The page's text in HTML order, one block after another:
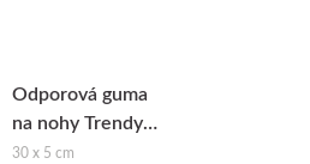
Odporová guma
na nohy Trendy
Tone-Loop - extra
30 x 5 cm